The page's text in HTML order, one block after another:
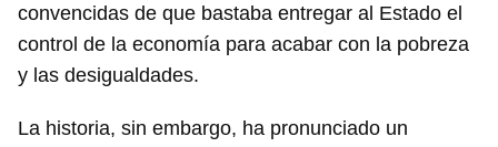
convencidas de que bastaba entregar al Estado el
control de la economía para acabar con la pobreza
y las desigualdades.
La historia, sin embargo, ha pronunciado un